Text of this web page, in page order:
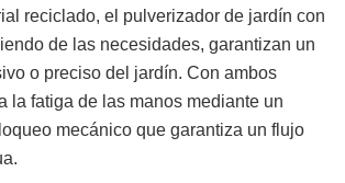
reciclado, el pulverizador de jardín con
de las necesidades, garantizan un
o preciso del jardín. Con ambos
la fatiga de las manos mediante un
mecánico que garantiza un flujo